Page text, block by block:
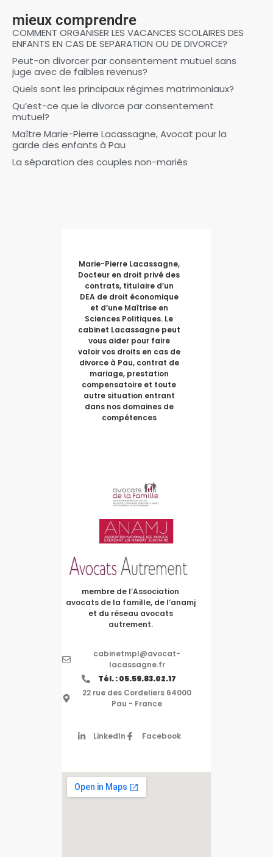
mieux comprendre
COMMENT ORGANISER LES VACANCES SCOLAIRES DES
ENFANTS EN CAS DE SEPARATION OU DE DIVORCE?
Peut-on divorcer par consentement mutuel sans
juge avec de faibles revenus?
Quels sont les principaux régimes matrimoniaux?
Qu’est-ce que le divorce par consentement
mutuel?
Maître Marie-Pierre Lacassagne, Avocat pour la
garde des enfants à Pau
La séparation des couples non-mariés
Marie-Pierre Lacassagne,
Docteur en droit privé des
contrats, titulaire d’un
DEA de droit économique
et d’une Maîtrise en
Sciences Politiques. Le
cabinet Lacassagne peut
vous aider pour faire
valoir vos droits en cas de
divorce à Pau, contrat de
mariage, prestation
compensatoire et toute
autre situation entrant
dans nos domaines de
compétences
membre de l’Association
avocats de la famille, de l’anamj
et du réseau avocats
autrement.
cabinetmpl@avocat-
lacassagne.fr
Tél. : 05.59.83.02.17
22 rue des Cordeliers 64000
Pau - France
LinkedIn Facebook